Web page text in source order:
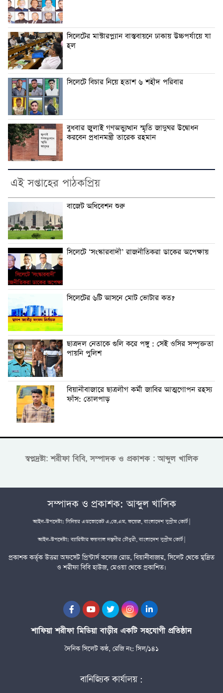
সিলেটের মাস্টারপ্ল্যান বাস্তবায়নে ঢাকায় উচ্চপর্যায়ে যা
হল
সিলেটে বিচার নিয়ে হতাশ ৬ শহীদ পরিবার
বুধবার জুলাই গণঅভ্যুত্থান স্মৃতি জাদুঘর উদ্বোধন
করবেন প্রধানমন্ত্রী তারেক রহমান
এই সপ্তাহের পাঠকপ্রিয়
বাজেট অধিবেশন শুরু
সিলেটে ‘সংস্কারবাদী’ রাজনীতিকরা ডাকের অপেক্ষায়
সিলেটের ৬টি আসনে মোট ভোটার কত?
ছাত্রদল নেতাকে গুলি করে পঙ্গু : সেই ওসির সম্পৃক্ততা
পায়নি পুলিশ
বিয়ানীবাজারে ছাত্রলীগ কর্মী জাবির আত্মগোপন রহস্য
ফাঁস: তোলপাড়
স্বপ্নদ্রষ্টা: শরীফা বিবি, সম্পাদক ও প্রকাশক : আব্দুল খালিক
সম্পাদক ও প্রকাশক: আব্দুল খালিক
আইন-উপদেষ্টা: সিনিয়র এডভোকেট এ.কে.এম. ফয়েজ, বাংলাদেশ সুপ্রীম কোর্ট |
আইন-উপদেষ্টা: ব্যারিস্টার ফয়সাল দস্তগীর চৌধুরী, বাংলাদেশ সুপ্রীম কোর্ট |
প্রকাশক কর্তৃক উত্তরা অফসেট প্রিন্টার্স কলেজ রোড, বিয়ানীবাজার, সিলেট থেকে মুদ্রিত
ও শরীফা বিবি হাউজ, মেওয়া থেকে প্রকাশিত।
শাফিয়া শরীফা মিডিয়া বাড়ীর একটি সহযোগী প্রতিষ্ঠান
দৈনিক সিলেট কণ্ঠ, রেজি নং: সিল/১৪১
বানিজ্যিক কার্যালয় :